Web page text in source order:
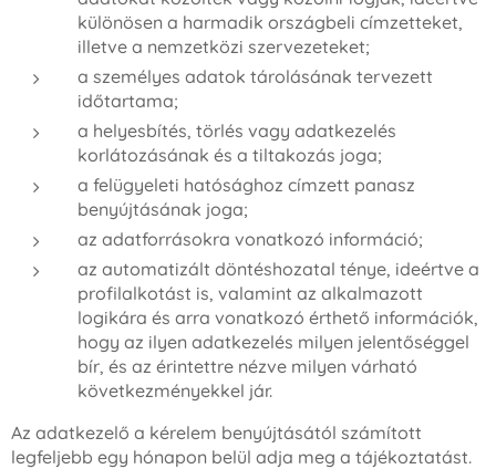
különösen a harmadik országbeli címzetteket,
illetve a nemzetközi szervezeteket;
a személyes adatok tárolásának tervezett
időtartama;
a helyesbítés, törlés vagy adatkezelés
korlátozásának és a tiltakozás joga;
a felügyeleti hatósághoz címzett panasz
benyújtásának joga;
az adatforrásokra vonatkozó információ;
az automatizált döntéshozatal ténye, ideértve a
profilalkotást is, valamint az alkalmazott
logikára és arra vonatkozó érthető információk,
hogy az ilyen adatkezelés milyen jelentőséggel
bír, és az érintettre nézve milyen várható
következményekkel jár.
Az adatkezelő a kérelem benyújtásától számított
legfeljebb egy hónapon belül adja meg a tájékoztatást.